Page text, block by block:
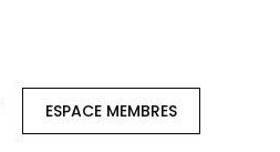
ESPACE MEMBRES